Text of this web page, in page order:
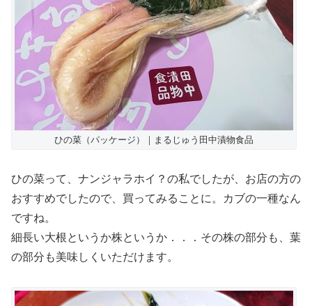
ひの菜（パッケージ）｜まるじゅう田中漬物食品
ひの菜って、ナンジャラホイ？の私でしたが、お店の方の
おすすめでしたので、買ってみることに。カブの一種なん
ですね。
細長い大根というか株というか．．．その株の部分も、葉
の部分も美味しくいただけます。